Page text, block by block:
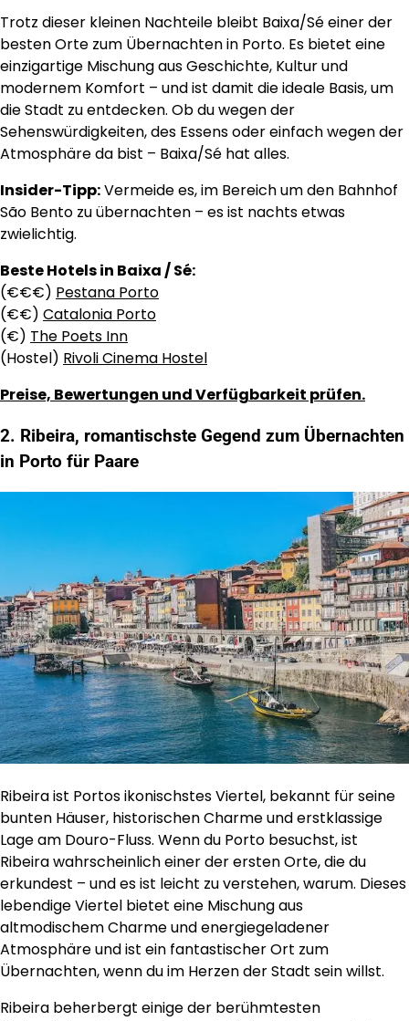
Trotz dieser kleinen Nachteile bleibt Baixa/Sé einer der
besten Orte zum Übernachten in Porto. Es bietet eine
einzigartige Mischung aus Geschichte, Kultur und
modernem Komfort – und ist damit die ideale Basis, um
die Stadt zu entdecken. Ob du wegen der
Sehenswürdigkeiten, des Essens oder einfach wegen der
Atmosphäre da bist – Baixa/Sé hat alles.
Insider-Tipp:Vermeide es, im Bereich um den Bahnhof
São Bento zu übernachten – es ist nachts etwas
zwielichtig.
Beste Hotels in Baixa / Sé:
(€€€) Pestana Porto
(€€) Catalonia Porto
(€) The Poets Inn
(Hostel) Rivoli Cinema Hostel
Preise, Bewertungen und Verfügbarkeit prüfen.
2. Ribeira, romantischste Gegend zum Übernachten
in Porto für Paare
Ribeira ist Portos ikonischstes Viertel, bekannt für seine
bunten Häuser, historischen Charme und erstklassige
Lage am Douro-Fluss. Wenn du Porto besuchst, ist
Ribeira wahrscheinlich einer der ersten Orte, die du
erkundest – und es ist leicht zu verstehen, warum. Dieses
lebendige Viertel bietet eine Mischung aus
altmodischem Charme und energiegeladener
Atmosphäre und ist ein fantastischer Ort zum
Übernachten, wenn du im Herzen der Stadt sein willst.
Ribeira beherbergt einige der berühmtesten